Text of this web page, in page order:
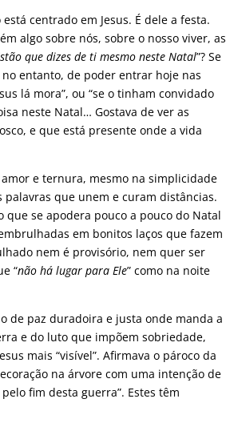
centrado em Jesus. É dele a festa.
algo sobre nós, sobre o nosso viver, as
que dizes de ti mesmo neste Natal”? Se
entanto, de poder entrar hoje nas
lá mora”, ou “se o tinham convidado
neste Natal… Gostava de ver as
e que está presente onde a vida
e ternura, mesmo na simplicidade
que unem e curam distâncias.
se apodera pouco a pouco do Natal
em bonitos laços que fazem
nem é provisório, nem quer ser
“não há lugar para Ele” como na noite
de paz duradoira e justa onde manda a
e do luto que impõem sobriedade,
mais “visível”. Afirmava o pároco da
na árvore com uma intenção de
fim desta guerra”. Estes têm